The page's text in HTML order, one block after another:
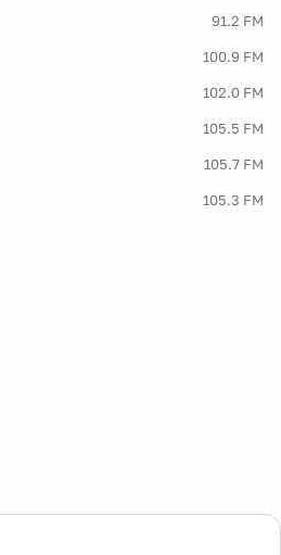
91.2 FM
100.9 FM
102.0 FM
105.5 FM
105.7 FM
105.3 FM